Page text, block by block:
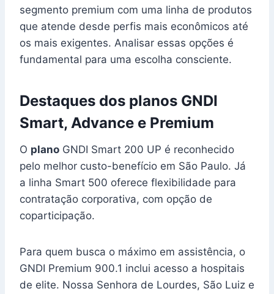
segmento premium com uma linha de produtos
que atende desde perfis mais econômicos até
os mais exigentes. Analisar essas opções é
fundamental para uma escolha consciente.
Destaques dos planos GNDI
Smart, Advance e Premium
O plano GNDI Smart 200 UP é reconhecido
pelo melhor custo-benefício em São Paulo. Já
a linha Smart 500 oferece flexibilidade para
contratação corporativa, com opção de
coparticipação.
Para quem busca o máximo em assistência, o
GNDI Premium 900.1 inclui acesso a hospitais
de elite. Nossa Senhora de Lourdes, São Luiz e